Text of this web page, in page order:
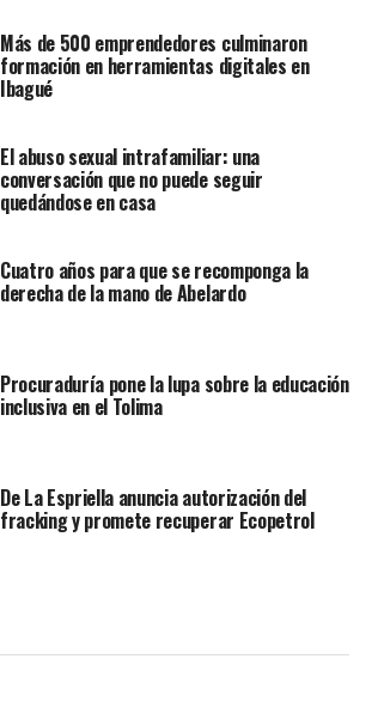
Más de 500 emprendedores culminaron
formación en herramientas digitales en
Ibagué
El abuso sexual intrafamiliar: una
conversación que no puede seguir
quedándose en casa
Cuatro años para que se recomponga la
derecha de la mano de Abelardo
Procuraduría pone la lupa sobre la educación
inclusiva en el Tolima
De La Espriella anuncia autorización del
fracking y promete recuperar Ecopetrol